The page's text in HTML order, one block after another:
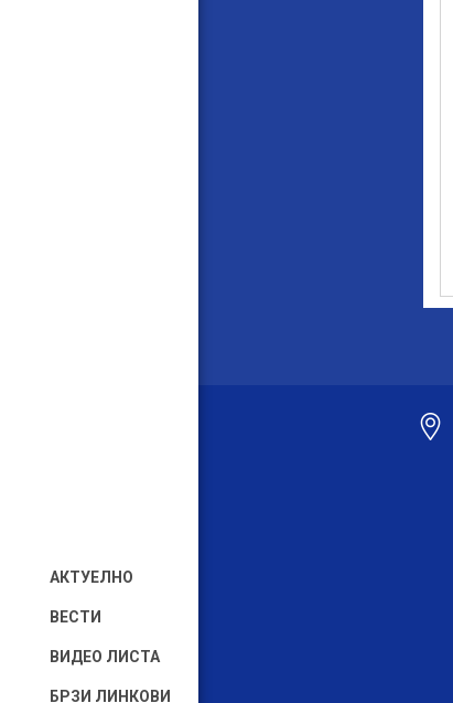
АКТУЕЛНО
ВЕСТИ
ВИДЕО ЛИСТА
БРЗИ ЛИНКОВИ